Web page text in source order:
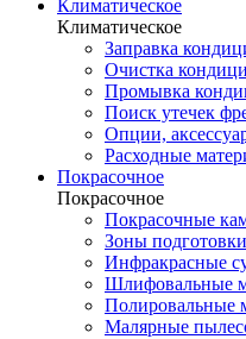
Климатическое
Климатическое
Заправка
Очистка
Промывка
Поиск утечек
Опции,
Расходные
Покрасочное
Покрасочное
Покрасочные
Зоны
Инфракрасные
Шлифовальные
Полировальные
Малярные